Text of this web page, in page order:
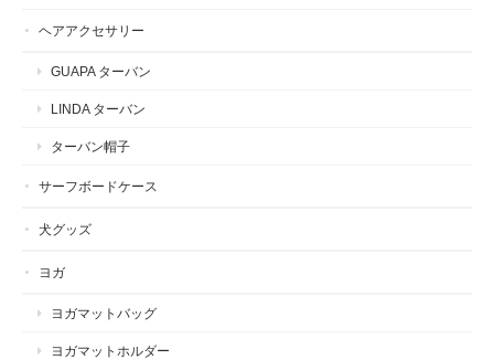
ヘアアクセサリー
GUAPA ターバン
LINDA ターバン
ターバン帽子
サーフボードケース
犬グッズ
ヨガ
ヨガマットバッグ
ヨガマットホルダー